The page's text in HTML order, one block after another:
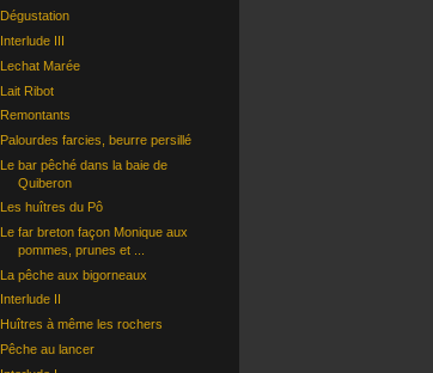
Dégustation
Interlude III
Lechat Marée
Lait Ribot
Remontants
Palourdes farcies, beurre persillé
Le bar pêché dans la baie de
Quiberon
Les huîtres du Pô
Le far breton façon Monique aux
pommes, prunes et ...
La pêche aux bigorneaux
Interlude II
Huîtres à même les rochers
Pêche au lancer